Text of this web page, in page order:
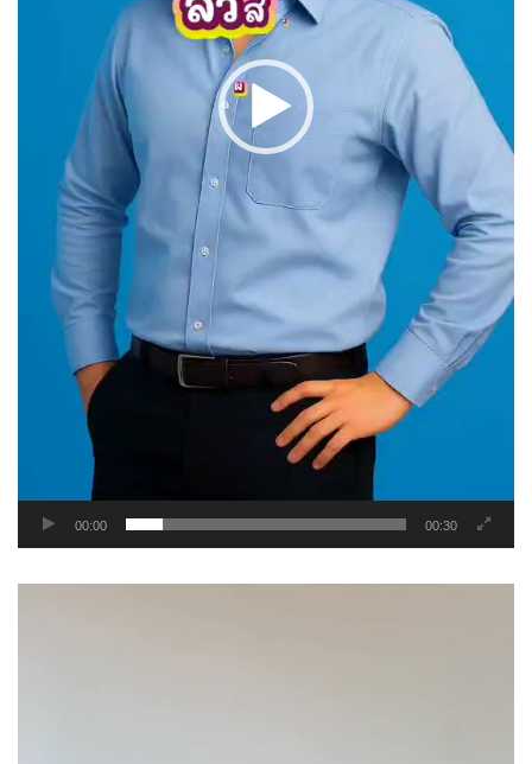
00:00 00:30